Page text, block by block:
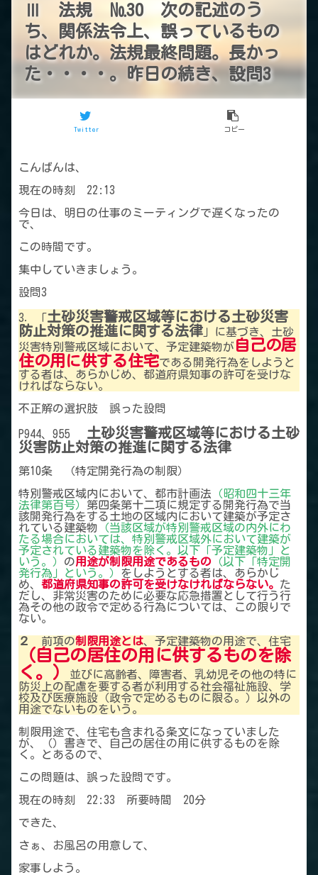
Ⅲ 法規 №30 次の記述のう
ち、関係法令上、誤っているもの
はどれか。法規最終問題。長かっ
た・・・・。昨日の続き、設問3
Twitter コピー
こんばんは、
現在の時刻 22:13
今日は、明日の仕事のミーティングで遅くなったの
で、
この時間です。
集中していきましょう。
設問3
3．「 土砂災害警戒区域等における土砂災害
防止対策の推進に関する法律 」に基づき、土砂
災害特別警戒区域において、予定建築物が 自己の居
住の用に供する住宅である開発行為をしようと
する者は、あらかじめ、都道府県知事の許可を受けな
ければならない。
不正解の選択肢 誤った設問
P944、955 土砂災害警戒区域等における土砂
災害防止対策の推進に関する法律
第10条 （特定開発行為の制限）
特別警戒区域内において、都市計画法 （昭和四十三年
法律第百号） 第四条第十二項に規定する開発行為で当
該開発行為をする土地の区域内において建築が予定さ
れている建築物 （当該区域が特別警戒区域の内外にわ
たる場合においては、特別警戒区域外において建築が
予定されている建築物を除く。以下「予定建築物」と
いう。） の用途が制限用途であるもの （以下「特定開
発行為」という。） をしようとする者は、あらかじ
め、 都道府県知事の許可を受けなければならない。 た
だし、非常災害のために必要な応急措置として行う行
為その他の政令で定める行為については、この限りで
ない。
２
前項の制限用途とは、予定建築物の用途で、住宅
（自己の居住の用に供するものを除
く。）
並びに高齢者、障害者、乳幼児その他の特に
防災上の配慮を要する者が利用する社会福祉施設、学
校及び医療施設（政令で定めるものに限る。）以外の
用途でないものをいう。
制限用途で、住宅も含まれる条文になっていました
が、（）書きで、自己の居住の用に供するものを除
く。とあるので、
この問題は、誤った設問です。
現在の時刻 22:33 所要時間 20分
できた、
さぁ、お風呂の用意して、
家事しよう。